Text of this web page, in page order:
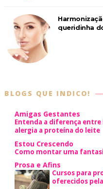
queridinha
BLOGS QUE INDICO!
Amigas Gestantes
Entenda a diferença
alergia a proteína do leite
Estou Crescendo
Como montar uma
Prosa e Afins
Cursos para
oferecidos